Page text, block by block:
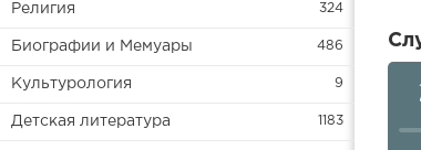
Религия 324
Биографии и Мемуары 486
Культурология 9
Детская литература 1183